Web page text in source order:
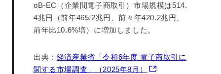
oB-EC（企業間電子商取引）市場規模は514.
4兆円（前年465.2兆円、前々年420.2兆円、
前年比10.6%増）に増加しました。
出典： 経済産業省「令和6年度 電子商取引に
関する市場調査」（2025年8月）